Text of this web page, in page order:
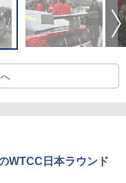
WTCC日本ラウンド